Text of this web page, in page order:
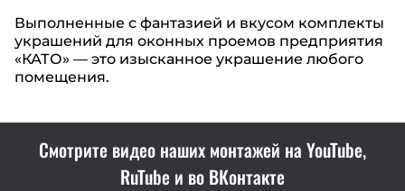
Выполненные с фантазией и вкусом комплекты
украшений для оконных проемов предприятия
«КАТО» — это изысканное украшение любого
помещения.
Смотрите видео наших монтажей на YouTube,
RuTube и во ВКонтакте